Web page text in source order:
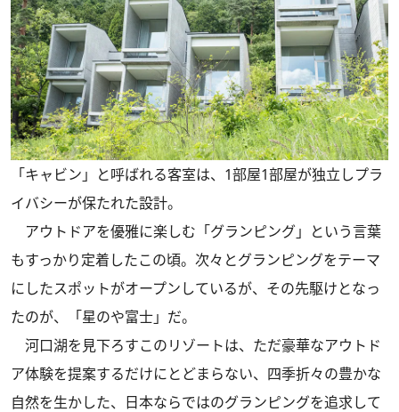
「キャビン」と呼ばれる客室は、1部屋1部屋が独立しプラ
イバシーが保たれた設計。
アウトドアを優雅に楽しむ「グランピング」という言葉
もすっかり定着したこの頃。次々とグランピングをテーマ
にしたスポットがオープンしているが、その先駆けとなっ
たのが、「星のや富士」だ。
河口湖を見下ろすこのリゾートは、ただ豪華なアウトド
ア体験を提案するだけにとどまらない、四季折々の豊かな
自然を生かした、日本ならではのグランピングを追求して